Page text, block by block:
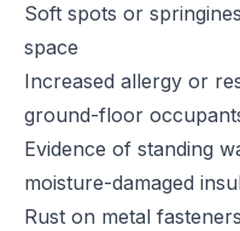
Soft spots or
space
Increased allergy or
ground-floor
Evidence of standing
moisture-damaged
Rust on metal